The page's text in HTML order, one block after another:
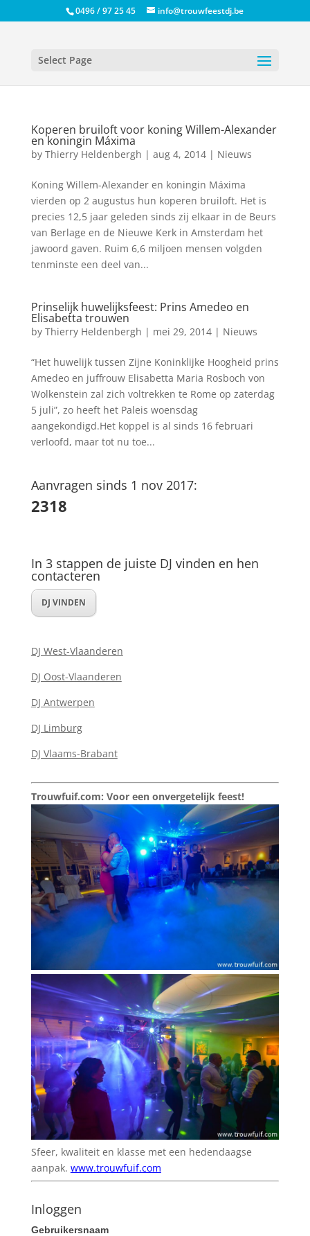
0496 / 97 25 45 info@trouwfeestdj.be
Select Page
Koperen bruiloft voor koning Willem-Alexander
en koningin Máxima
by Thierry Heldenbergh | aug 4, 2014| Nieuws
Koning Willem-Alexander en koningin Máxima
vierden op 2 augustus hun koperen bruiloft. Het is
precies 12,5 jaar geleden sinds zij elkaar in de Beurs
van Berlage en de Nieuwe Kerk in Amsterdam het
jawoord gaven. Ruim 6,6 miljoen mensen volgden
tenminste een deel van...
Prinselijk huwelijksfeest: Prins Amedeo en
Elisabetta trouwen
by Thierry Heldenbergh | mei 29, 2014| Nieuws
“Het huwelijk tussen Zijne Koninklijke Hoogheid prins
Amedeo en juffrouw Elisabetta Maria Rosboch von
Wolkenstein zal zich voltrekken te Rome op zaterdag
5 juli”, zo heeft het Paleis woensdag
aangekondigd.Het koppel is al sinds 16 februari
verloofd, maar tot nu toe...
Aanvragen sinds 1 nov 2017:
2318
In 3 stappen de juiste DJ vinden en hen
contacteren
DJ VINDEN
DJ West-Vlaanderen
DJ Oost-Vlaanderen
DJ Antwerpen
DJ Limburg
DJ Vlaams-Brabant
Trouwfuif.com: Voor een onvergetelijk feest!
Sfeer, kwaliteit en klasse met een hedendaagse
aanpak. www.trouwfuif.com
Inloggen
Gebruikersnaam